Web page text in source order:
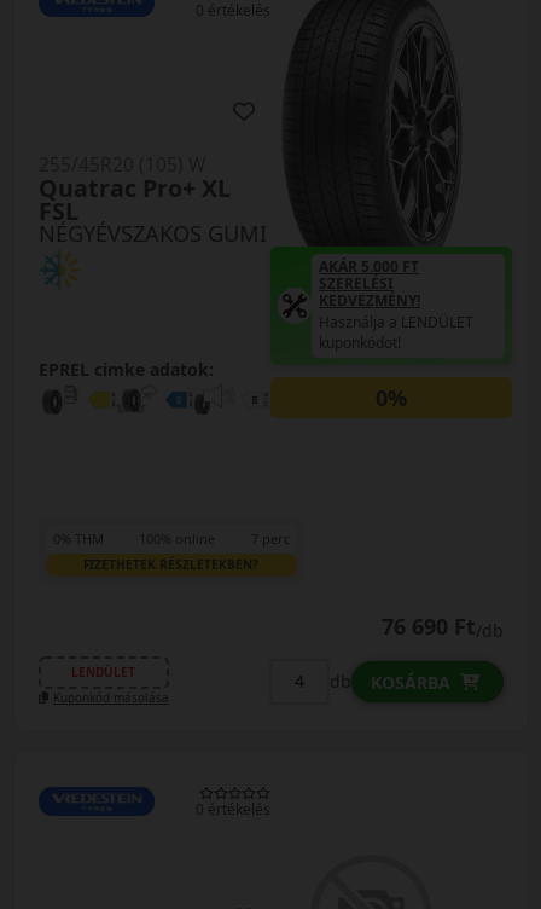
0 értékelés
NÉGYÉVSZAKOS GUMI
Quatrac Pro+ XL
FSL
EPREL cimke adatok:
AKÁR 5.000 FT
SZERELÉSI
KEDVEZMÉNY!
Használja a LENDÜLET
kuponkódot!
0%
0% THM 100% online 7 perc
FIZETHETEK RÉSZLETEKBEN?
76 690 Ft/db
LENDÜLET
Kuponkód másolása
db KOSÁRBA
0 értékelés